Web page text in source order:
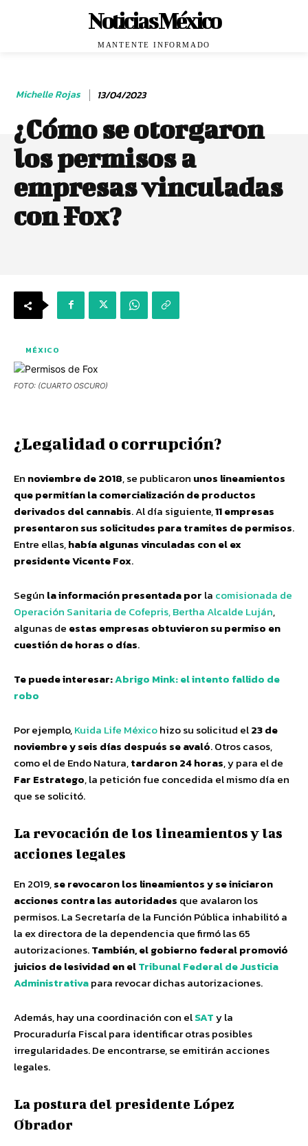
Noticias México
MANTENTE INFORMADO
Michelle Rojas 13/04/2023
¿Cómo se otorgaron
los permisos a
empresas vinculadas
con Fox?
MÉXICO
FOTO: (CUARTO OSCURO)
¿Legalidad o corrupción?
En noviembre de 2018, se publicaron unos lineamientos
que permitían la comercialización de productos
derivados del cannabis. Al día siguiente,11 empresas
presentaron sus solicitudes para tramites de permisos.
Entre ellas,había algunas vinculadas con el ex
presidente Vicente Fox.
Según la información presentada por la comisionada de
Operación Sanitaria de Cofepris, Bertha Alcalde Luján,
algunas de estas empresas obtuvieron su permiso en
cuestión de horas o días.
Te puede interesar:Abrigo Mink: el intento fallido de
robo
Por ejemplo,Kuida Life Méxicohizo su solicitud el23 de
noviembre y seis días después se avaló. Otros casos,
como el de Endo Natura,tardaron 24 horas, y para el de
Far Estratego, la petición fue concedida el mismo día en
que se solicitó.
La revocación de los lineamientos y las
acciones legales
En 2019,se revocaron los lineamientos y se iniciaron
acciones contra las autoridades que avalaron los
permisos. La Secretaría de la Función Pública inhabilitó a
la ex directora de la dependencia que firmó las 65
autorizaciones.También, el gobierno federal promovió
juicios de lesividad en elTribunal Federal de Justicia
Administrativapara revocar dichas autorizaciones.
Además, hay una coordinación con elSATy la
Procuraduría Fiscal para identificar otras posibles
irregularidades. De encontrarse, se emitirán acciones
legales.
La postura del presidente López
Obrador